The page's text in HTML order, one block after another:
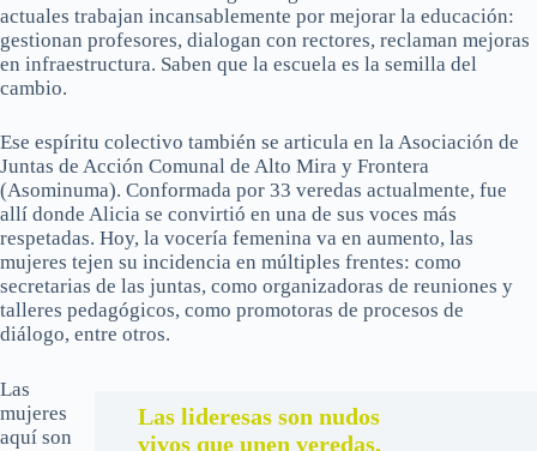
actuales trabajan incansablemente por mejorar la educación:
gestionan profesores, dialogan con rectores, reclaman mejoras
en infraestructura. Saben que la escuela es la semilla del
cambio.
Ese espíritu colectivo también se articula en la Asociación de
Juntas de Acción Comunal de Alto Mira y Frontera
(Asominuma). Conformada por 33 veredas actualmente, fue
allí donde Alicia se convirtió en una de sus voces más
respetadas. Hoy, la vocería femenina va en aumento, las
mujeres tejen su incidencia en múltiples frentes: como
secretarias de las juntas, como organizadoras de reuniones y
talleres pedagógicos, como promotoras de procesos de
diálogo, entre otros.
Las lideresas son nudos
vivos que unen veredas,
Las
mujeres
aquí son